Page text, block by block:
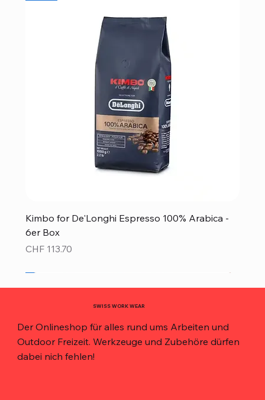
Kimbo for De'Longhi Espresso 100% Arabica -
6er Box
Preis
CHF 113.70
SWISS WORK WEAR
Der Onlineshop für alles rund ums Arbeiten und
Outdoor Freizeit. Werkzeuge und Zubehöre dürfen
dabei nich fehlen!